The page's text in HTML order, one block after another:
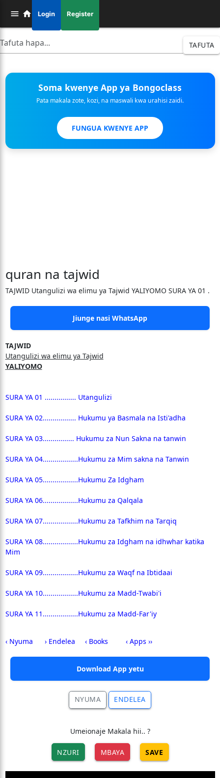
Login Register
TAFUTA
Soma kwenye App ya Bongoclass
Pata makala zote, kozi, na maswali kwa urahisi zaidi.
FUNGUA KWENYE APP
quran na tajwid
TAJWID Utangulizi wa elimu ya Tajwid YALIYOMO SURA YA 01 .
Jiunge nasi WhatsApp
TAJWID
Utangulizi wa elimu ya Tajwid
YALIYOMO
SURA YA 01 ................ Utangulizi
SURA YA 02................. Hukumu ya Basmala na Isti'adha
SURA YA 03................ Hukumu za Nun Sakna na tanwin
SURA YA 04..................Hukumu za Mim sakna na Tanwin
SURA YA 05..................Hukumu Za Idgham
SURA YA 06..................Hukumu za Qalqala
SURA YA 07..................Hukumu za Tafkhim na Tarqiq
SURA YA 08..................Hukumu za Idgham na idhwhar katika
Mim
SURA YA 09..................Hukumu za Waqf na Ibtidaai
SURA YA 10..................Hukumu za Madd-Twabi'i
SURA YA 11..................Hukumu za Madd-Far'iy
‹ Nyuma › Endelea ‹ Books ‹ Apps ››
Download App yetu
NYUMA ENDELEA
Umeionaje Makala hii.. ?
NZURI MBAYA SAVE